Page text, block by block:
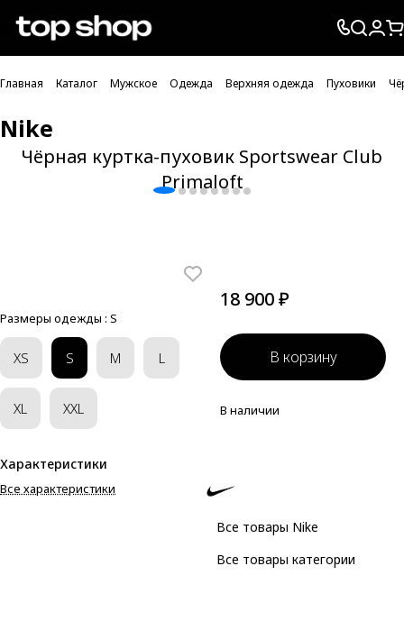
Проверка хлебных крошек
Главная Каталог Мужское Одежда Верхняя одежда Пуховики
Nike
Чёрная куртка-пуховик Sportswear Club
Primaloft
Размеры одежды : S
XS S M L
XL XXL
Характеристики
Все характеристики
18 900 ₽
В корзину
В наличии
Все товары Nike
Все товары категории